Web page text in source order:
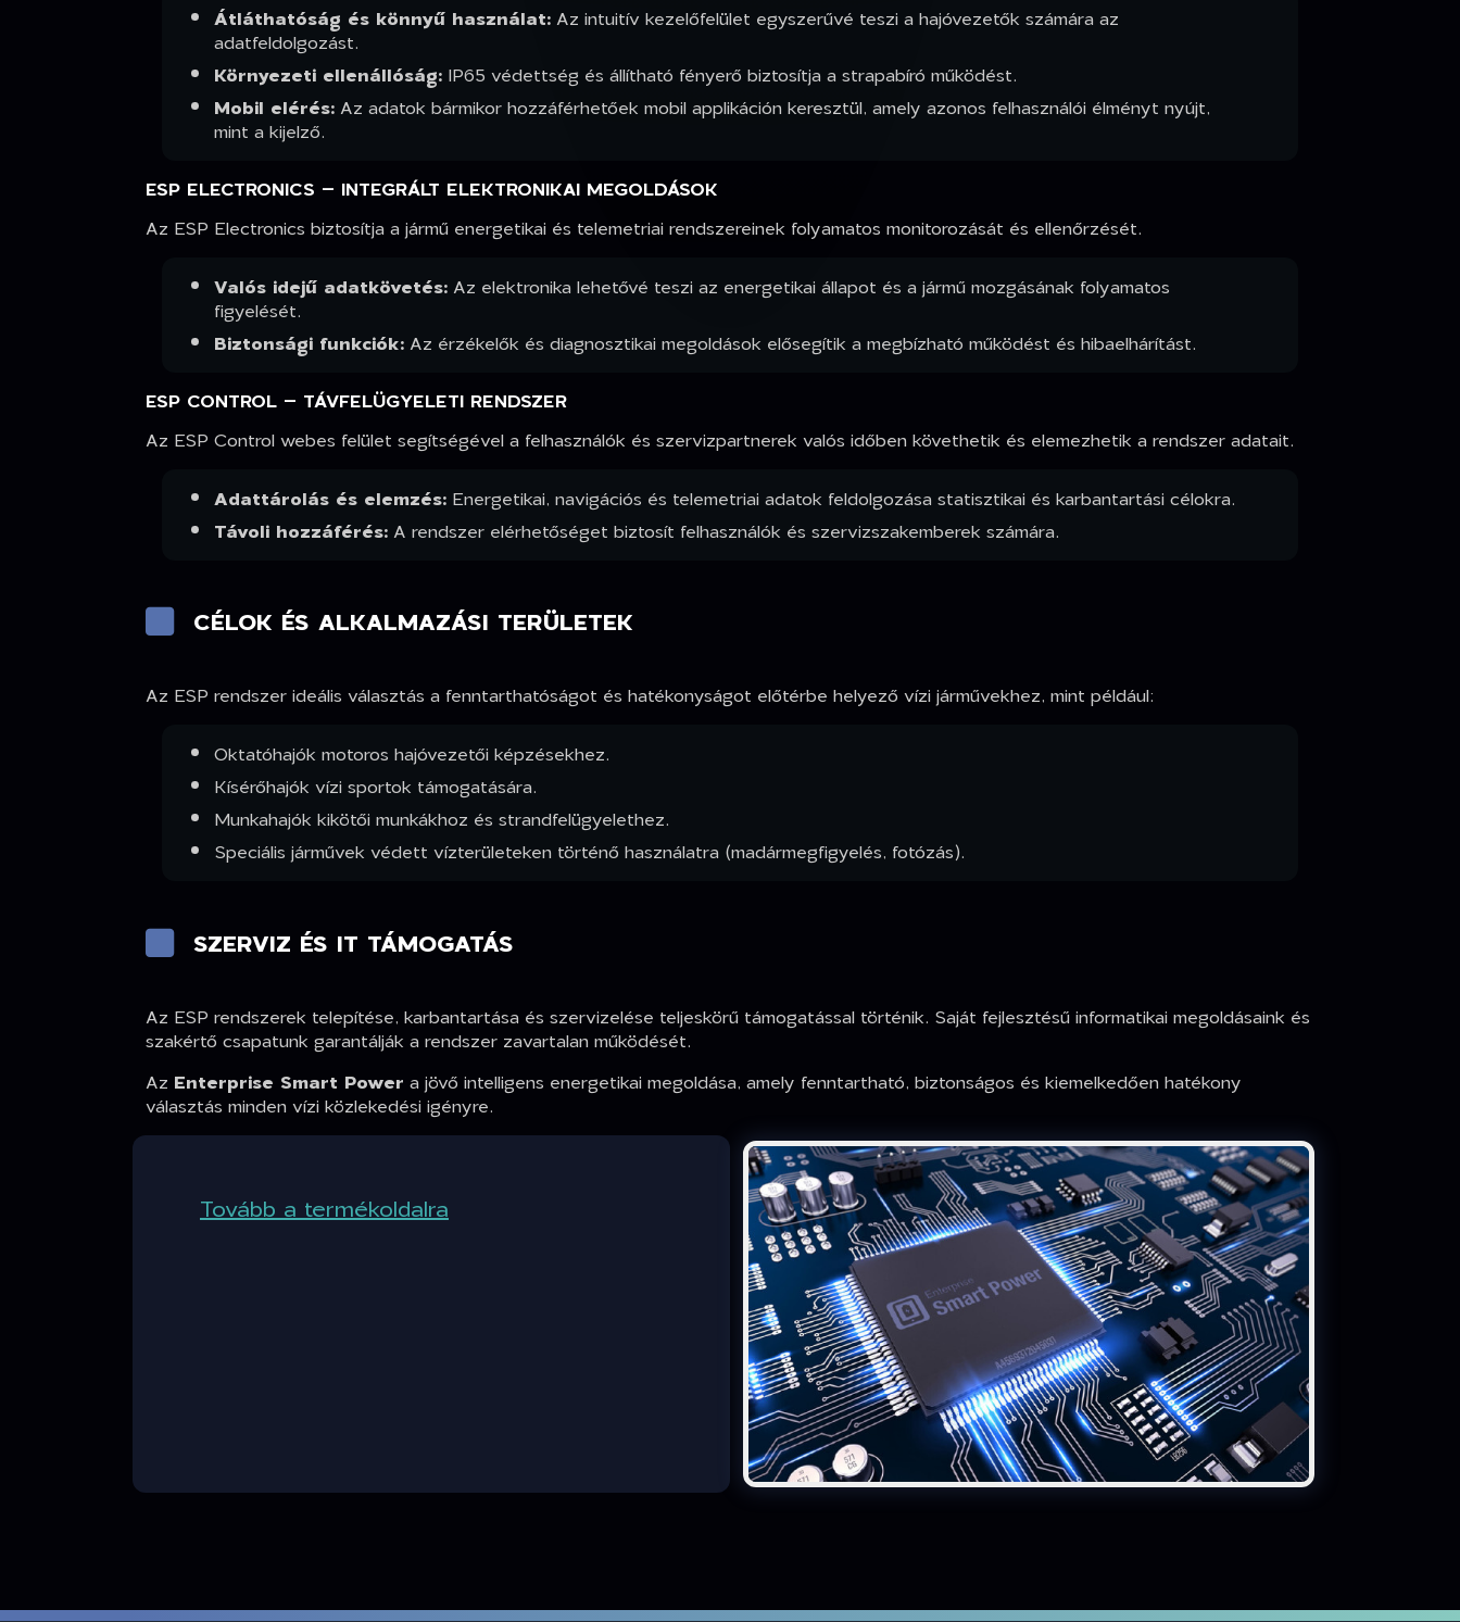
Átláthatóság és könnyű használat:Az intuitív kezelőfelület egyszerűvé teszi a hajóvezetők számára az
adatfeldolgozást.
Környezeti ellenállóság: IP65 védettség és állítható fényerő biztosítja a strapabíró működést.
Mobil elérés:Az adatok bármikor hozzáférhetőek mobil applikáción keresztül, amely azonos felhasználói élményt nyújt,
mint a kijelző.
ESP ELECTRONICS – INTEGRÁLT ELEKTRONIKAI MEGOLDÁSOK
Az ESP Electronics biztosítja a jármű energetikai és telemetriai rendszereinek folyamatos monitorozását és ellenőrzését.
Valós idejű adatkövetés:Az elektronika lehetővé teszi az energetikai állapot és a jármű mozgásának folyamatos
figyelését.
Biztonsági funkciók:Az érzékelők és diagnosztikai megoldások elősegítik a megbízható működést és hibaelhárítást.
ESP CONTROL – TÁVFELÜGYELETI RENDSZER
Az ESP Control webes felület segítségével a felhasználók és szervizpartnerek valós időben követhetik és elemezhetik a rendszer adatait.
Adattárolás és elemzés: Energetikai, navigációs és telemetriai adatok feldolgozása statisztikai és karbantartási célokra.
Távoli hozzáférés:A rendszer elérhetőséget biztosít felhasználók és szervizszakemberek számára.
CÉLOK ÉS ALKALMAZÁSI TERÜLETEK
Az ESP rendszer ideális választás a fenntarthatóságot és hatékonyságot előtérbe helyező vízi járművekhez, mint például:
Oktatóhajók motoros hajóvezetői képzésekhez.
Kísérőhajók vízi sportok támogatására.
Munkahajók kikötői munkákhoz és strandfelügyelethez.
Speciális járművek védett vízterületeken történő használatra (madármegfigyelés, fotózás).
SZERVIZ ÉS IT TÁMOGATÁS
Az ESP rendszerek telepítése, karbantartása és szervizelése teljeskörű támogatással történik. Saját fejlesztésű informatikai megoldásaink és
szakértő csapatunk garantálják a rendszer zavartalan működését.
Az Enterprise Smart Power a jövő intelligens energetikai megoldása, amely fenntartható, biztonságos és kiemelkedően hatékony
választás minden vízi közlekedési igényre.
Tovább a termékoldalra